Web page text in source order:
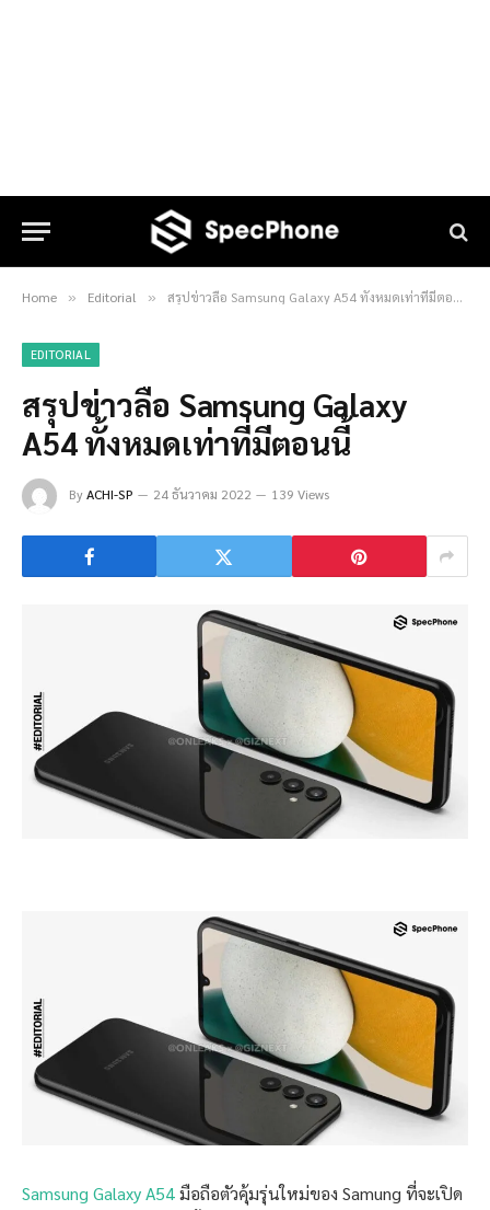
Home » Editorial » สรุปข่าวลือ Samsung Galaxy A54 ทั้งหมดเท่าที่มีตอนนี้
EDITORIAL
สรุปข่าวลือ Samsung Galaxy
A54 ทั้งหมดเท่าที่มีตอนนี้
ByACHI-SP 24 ธันวาคม 2022 139 Views
Samsung Galaxy A54มือถือตัวคุ้มรุ่นใหม่ของ Samung ที่จะเปิด